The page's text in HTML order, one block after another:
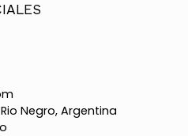
Negro, Argentina